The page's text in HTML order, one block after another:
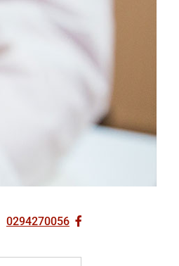
Tel:
0294270056